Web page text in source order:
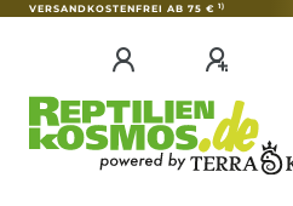
VERSANDKOSTENFREI AB 75 € 1)